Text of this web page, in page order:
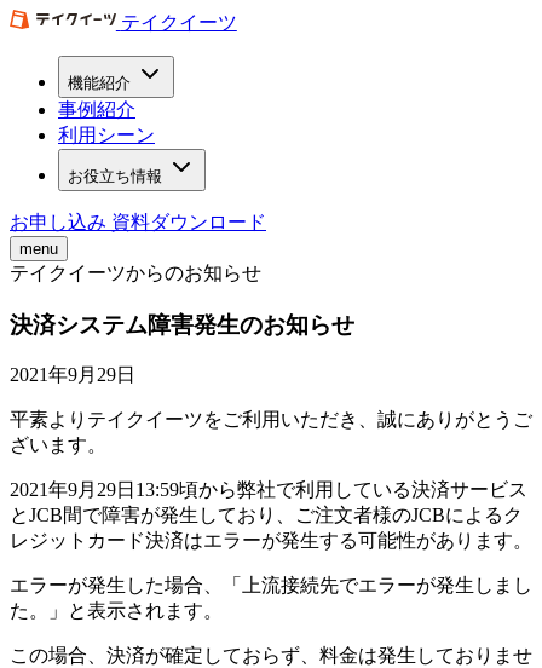
テイクイーツ
機能紹介
事例紹介
利用シーン
お役立ち情報
お申し込み 資料ダウンロード
menu
テイクイーツからのお知らせ
決済システム障害発生のお知らせ
2021年9月29日
平素よりテイクイーツをご利用いただき、誠にありがとうご
ざいます。
2021年9月29日13:59頃から弊社で利用している決済サービス
とJCB間で障害が発生しており、ご注文者様のJCBによるク
レジットカード決済はエラーが発生する可能性があります。
エラーが発生した場合、「上流接続先でエラーが発生しまし
た。」と表示されます。
この場合、決済が確定しておらず、料金は発生しておりませ